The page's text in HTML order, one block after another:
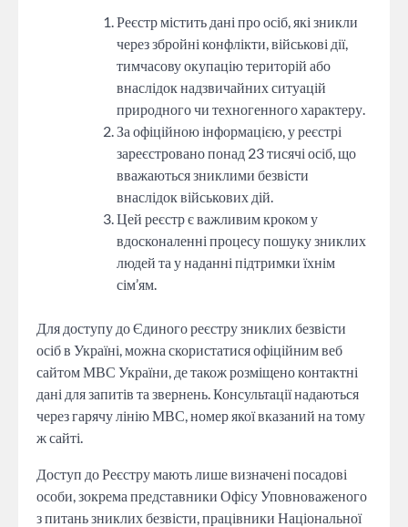
Реєстр містить дані про осіб, які зникли
через збройні конфлікти, військові дії,
тимчасову окупацію територій або
внаслідок надзвичайних ситуацій
природного чи техногенного характеру.
За офіційною інформацією, у реєстрі
зареєстровано понад 23 тисячі осіб, що
вважаються зниклими безвісти
внаслідок військових дій.
Цей реєстр є важливим кроком у
вдосконаленні процесу пошуку зниклих
людей та у наданні підтримки їхнім
сім’ям.
Для доступу до Єдиного реєстру зниклих безвісти
осіб в Україні, можна скористатися офіційним веб
сайтом МВС України, де також розміщено контактні
дані для запитів та звернень. Консультації надаються
через гарячу лінію МВС, номер якої вказаний на тому
ж сайті.
Доступ до Реєстру мають лише визначені посадові
особи, зокрема представники Офісу Уповноваженого
з питань зниклих безвісти, працівники Національної